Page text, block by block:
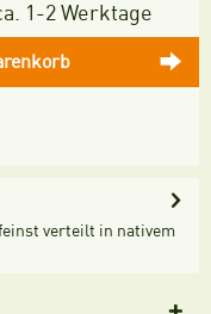
1-2 Werktage
verteilt in nativem